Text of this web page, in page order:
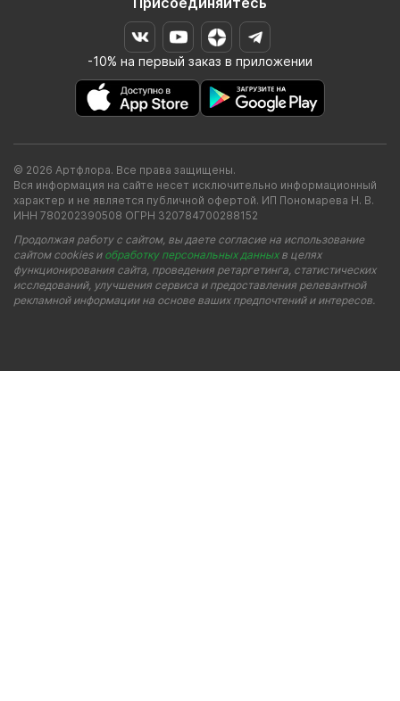
-10% на первый заказ в приложении
© 2026 Артфлора. Все права защищены.
Вся информация на сайте несет исключительно информационный
характер и не является публичной офертой. ИП Пономарева Н. В.
ИНН 780202390508 ОГРН 320784700288152
Продолжая работу с сайтом, вы даете согласие на использование
сайтом cookies и обработку персональных данныхв целях
функционирования сайта, проведения ретаргетинга, статистических
исследований, улучшения сервиса и предоставления релевантной
рекламной информации на основе ваших предпочтений и интересов.